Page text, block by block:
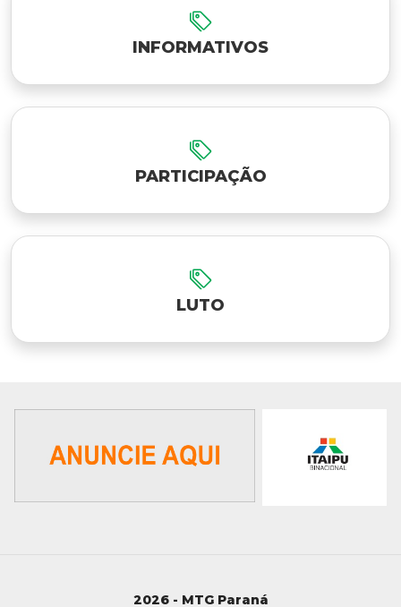
INFORMATIVOS
PARTICIPAÇÃO
LUTO
2026 - MTG Paraná